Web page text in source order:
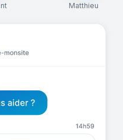
Matthieu